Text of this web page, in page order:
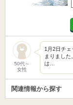
50代～
女性
1月2日チ
まりまし
は…
関連情報から探す